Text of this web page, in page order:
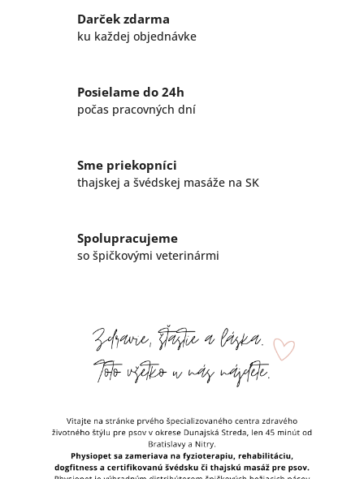
Darček zdarma
ku každej objednávke
Posielame do 24h
počas pracovných dní
Sme priekopníci
thajskej a švédskej masáže na SK
Spolupracujeme
so špičkovými veterinármi